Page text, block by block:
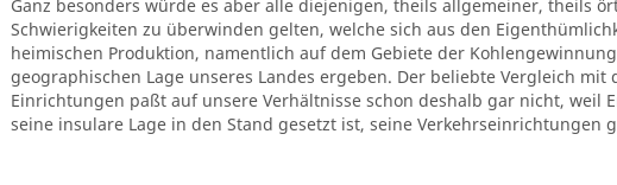
Ganz besonders würde es aber alle diejenigen, theils allgemeiner, theils
Schwierigkeiten zu überwinden gelten, welche sich aus den
heimischen Produktion, namentlich auf dem Gebiete der
geographischen Lage unseres Landes ergeben. Der beliebte Vergleich mit
Einrichtungen paßt auf unsere Verhältnisse schon deshalb gar nicht, weil
seine insulare Lage in den Stand gesetzt ist, seine Verkehrseinrichtungen